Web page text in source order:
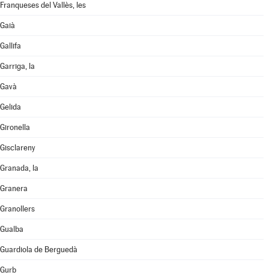
Franqueses del Vallès, les
Gaià
Gallifa
Garriga, la
Gavà
Gelida
Gironella
Gisclareny
Granada, la
Granera
Granollers
Gualba
Guardiola de Berguedà
Gurb